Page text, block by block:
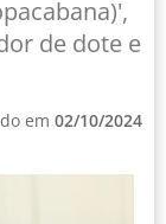
de dote e
em 02/10/2024